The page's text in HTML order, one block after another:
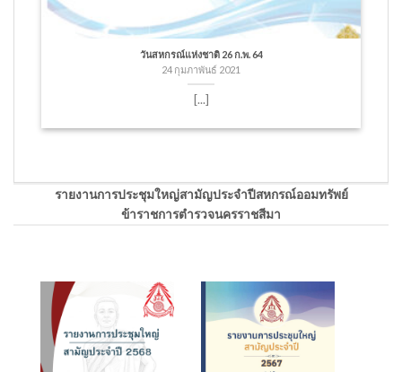
วันสหกรณ์แห่งชาติ 26 ก.พ. 64
24 กุมภาพันธ์ 2021
[...]
รายงานการประชุมใหญ่สามัญประจำปีสหกรณ์ออมทรัพย์
ข้าราชการตำรวจนครราชสีมา